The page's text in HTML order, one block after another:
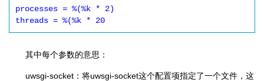
processes = %(%k * 2)
其中每个参数的意思：
uwsgi-socket：将uwsgi-socket这个配置项指定了一个文件，这